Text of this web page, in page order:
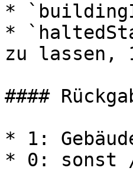
*
*
zu lassen,
####
* 1:
* 0: sonst